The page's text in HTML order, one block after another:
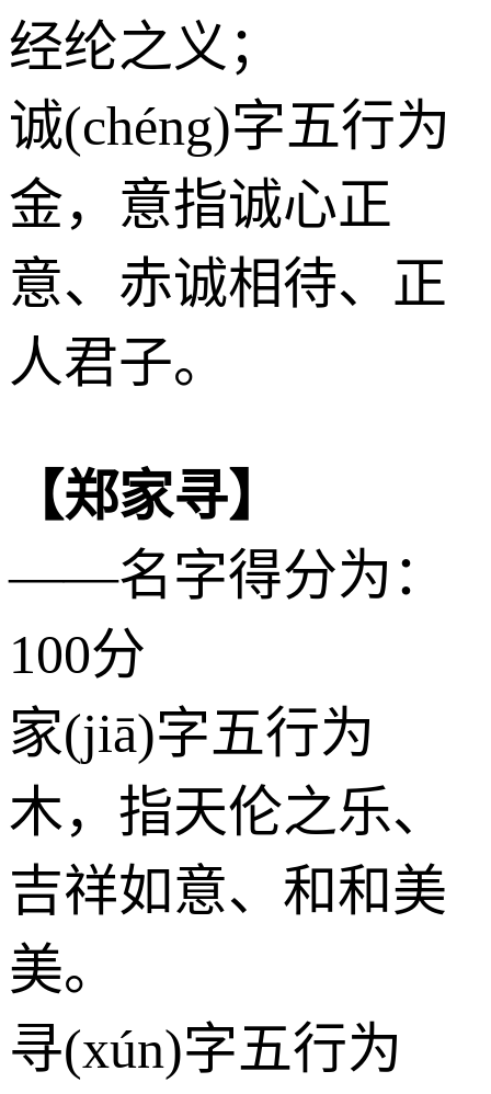
经纶之义；
诚(chéng)字五行为
金，意指诚心正
意、赤诚相待、正
人君子。
【郑家寻】
——名字得分为：
100分
家(jiā)字五行为
木，指天伦之乐、
吉祥如意、和和美
美。
寻(xún)字五行为